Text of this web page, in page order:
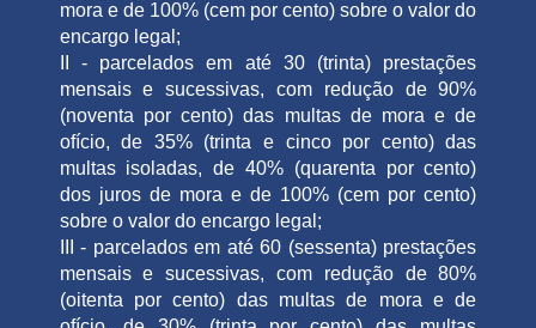
mora e de 100% (cem por cento) sobre o valor do
encargo legal;
II - parcelados em até 30 (trinta) prestações
mensais e sucessivas, com redução de 90%
(noventa por cento) das multas de mora e de
ofício, de 35% (trinta e cinco por cento) das
multas isoladas, de 40% (quarenta por cento)
dos juros de mora e de 100% (cem por cento)
sobre o valor do encargo legal;
III - parcelados em até 60 (sessenta) prestações
mensais e sucessivas, com redução de 80%
(oitenta por cento) das multas de mora e de